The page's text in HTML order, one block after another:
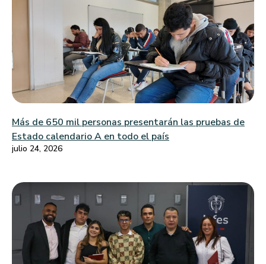
Más de 650 mil personas presentarán las pruebas de
Estado calendario A en todo el país
julio 24, 2026